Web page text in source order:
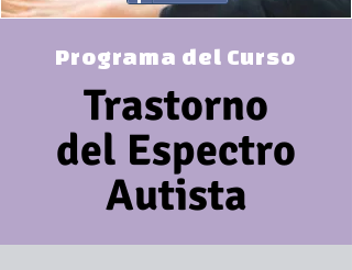
Programa del Curso
Trastorno
del Espectro
Autista